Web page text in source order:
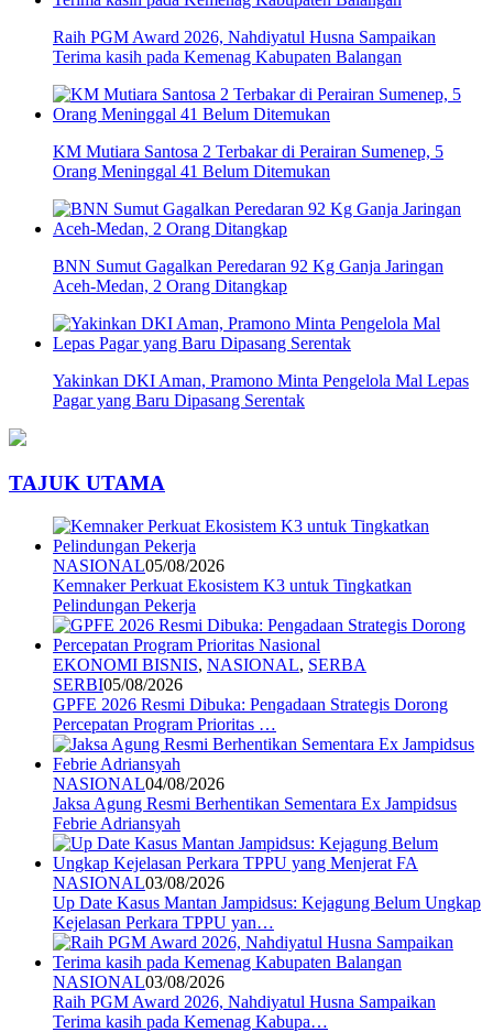
Raih PGM Award 2026, Nahdiyatul Husna Sampaikan
Terima kasih pada Kemenag Kabupaten Balangan
KM Mutiara Santosa 2 Terbakar di Perairan Sumenep, 5
Orang Meninggal 41 Belum Ditemukan
BNN Sumut Gagalkan Peredaran 92 Kg Ganja Jaringan
Aceh-Medan, 2 Orang Ditangkap
Yakinkan DKI Aman, Pramono Minta Pengelola Mal Lepas
Pagar yang Baru Dipasang Serentak
TAJUK UTAMA
NASIONAL05/08/2026
Kemnaker Perkuat Ekosistem K3 untuk Tingkatkan
Pelindungan Pekerja
EKONOMI BISNIS, NASIONAL, SERBA
SERBI05/08/2026
GPFE 2026 Resmi Dibuka: Pengadaan Strategis Dorong
Percepatan Program Prioritas …
NASIONAL04/08/2026
Jaksa Agung Resmi Berhentikan Sementara Ex Jampidsus
Febrie Adriansyah
NASIONAL03/08/2026
Up Date Kasus Mantan Jampidsus: Kejagung Belum Ungkap
Kejelasan Perkara TPPU yan…
NASIONAL03/08/2026
Raih PGM Award 2026, Nahdiyatul Husna Sampaikan
Terima kasih pada Kemenag Kabupa…